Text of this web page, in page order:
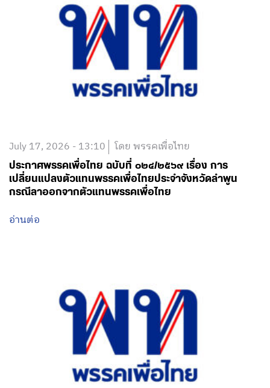
July 17, 2026 - 13:10 โดย พรรคเพื่อไทย
ประกาศพรรคเพื่อไทย ฉบับที่ ๐๒๔/๒๕๖๙ เรื่อง การ
เปลี่ยนแปลงตัวแทนพรรคเพื่อไทยประจำจังหวัดลำพูน
กรณีลาออกจากตัวแทนพรรคเพื่อไทย
อ่านต่อ